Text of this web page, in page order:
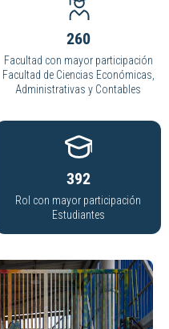
280
Facultad con mayor participación
Facultad de Ciencias Económicas,
Administrativas y Contables
537
Rol con mayor participación
Estudiantes